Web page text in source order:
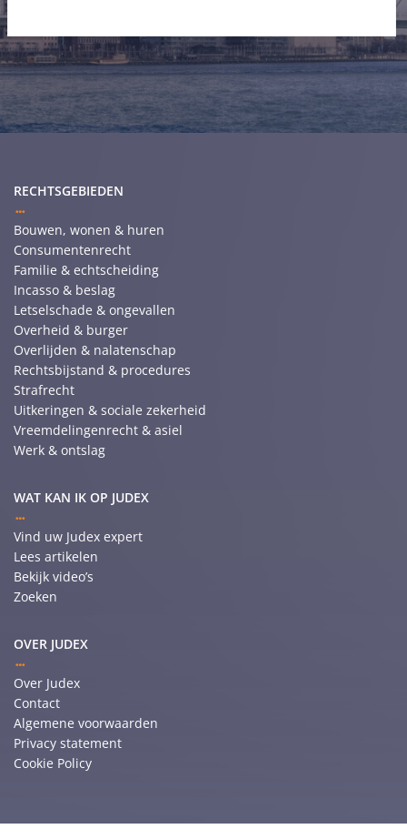
RECHTSGEBIEDEN
Bouwen, wonen & huren
Consumentenrecht
Familie & echtscheiding
Incasso & beslag
Letselschade & ongevallen
Overheid & burger
Overlijden & nalatenschap
Rechtsbijstand & procedures
Strafrecht
Uitkeringen & sociale zekerheid
Vreemdelingenrecht & asiel
Werk & ontslag
WAT KAN IK OP JUDEX
Vind uw Judex expert
Lees artikelen
Bekijk video’s
Zoeken
OVER JUDEX
Over Judex
Contact
Algemene voorwaarden
Privacy statement
Cookie Policy